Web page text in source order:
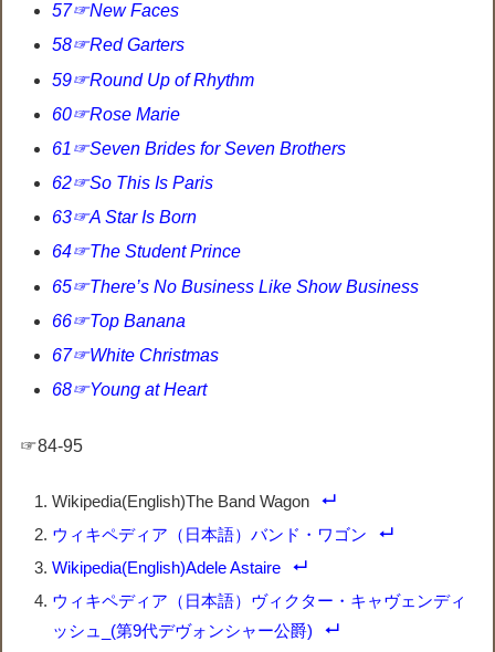
57☞New Faces
58☞Red Garters
59☞Round Up of Rhythm
60☞Rose Marie
61☞Seven Brides for Seven Brothers
62☞So This Is Paris
63☞A Star Is Born
64☞The Student Prince
65☞There’s No Business Like Show Business
66☞Top Banana
67☞White Christmas
68☞Young at Heart
☞84-95
Wikipedia(English)The Band Wagon
ウィキペディア（日本語）バンド・ワゴン
Wikipedia(English)Adele Astaire
ウィキペディア（日本語）ヴィクター・キャヴェンディ
ッシュ_(第9代デヴォンシャー公爵)